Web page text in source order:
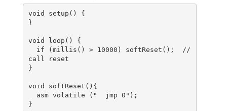
void setup() {
}
void loop() {
call reset
}
void softReset(){
}